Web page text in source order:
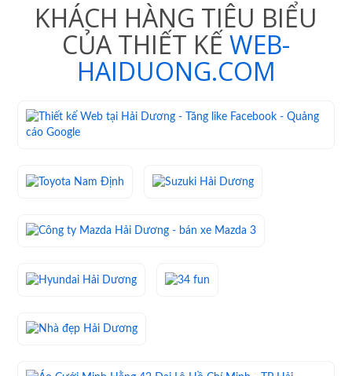
KHÁCH HÀNG TIÊU BIỂU
CỦA THIẾT KẾ WEB-
HAIDUONG.COM